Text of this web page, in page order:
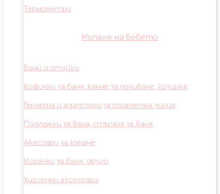
Термометри
Къпане на бебето
Вани и стойки
Кофички за баня, канче за поливане, козирка
Гърнета и адаптори за тоалетна чиния
Подложки за вана, стъпала за баня
Акесоари за къпане
Играчки за баня, други
Хигиенни аксесоари